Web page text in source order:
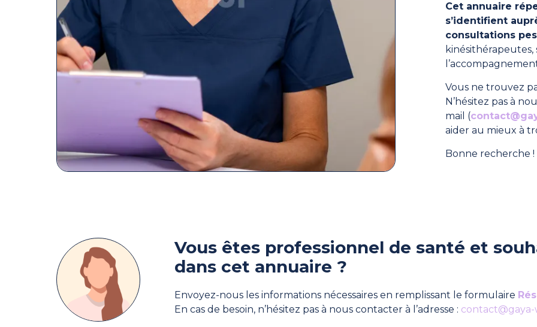
Cet annuaire
s’identifient
consultations
Vous ne trouvez
N’hésitez pas à
mail (
aider au mieux à
Bonne recherche !
Vous êtes professionnel de santé et
dans cet annuaire ?
Envoyez-nous les informations nécessaires en remplissant le formulaire
En cas de besoin, n’hésitez pas à nous contacter à l’adresse :